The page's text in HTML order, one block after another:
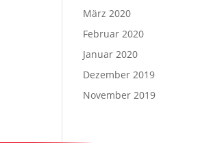
März 2020
Februar 2020
Januar 2020
Dezember 2019
November 2019